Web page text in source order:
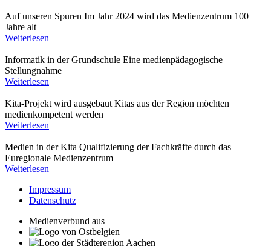
Auf unseren Spuren Im Jahr 2024 wird das Medienzentrum 100
Jahre alt
Weiterlesen
Informatik in der Grundschule Eine medienpädagogische
Stellungnahme
Weiterlesen
Kita-Projekt wird ausgebaut Kitas aus der Region möchten
medienkompetent werden
Weiterlesen
Medien in der Kita Qualifizierung der Fachkräfte durch das
Euregionale Medienzentrum
Weiterlesen
Impressum
Datenschutz
Medienverbund aus